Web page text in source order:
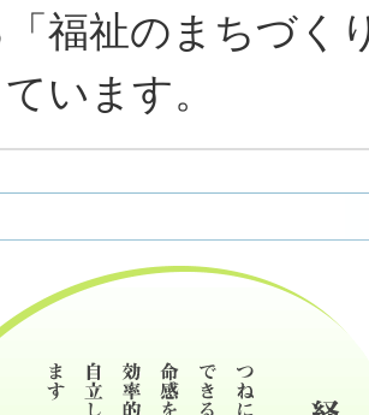
福祉のまちづく
います。